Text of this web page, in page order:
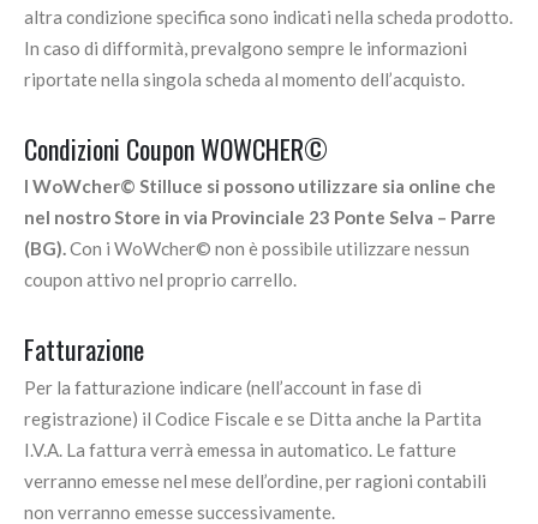
altra condizione specifica sono indicati nella scheda prodotto.
In caso di difformità, prevalgono sempre le informazioni
riportate nella singola scheda al momento dell’acquisto.
Condizioni Coupon WOWCHER©
I WoWcher© Stilluce si possono utilizzare sia online che
nel nostro Store in via Provinciale 23 Ponte Selva – Parre
(BG).Con i WoWcher© non è possibile utilizzare nessun
coupon attivo nel proprio carrello.
Fatturazione
Per la fatturazione indicare (nell’account in fase di
registrazione) il Codice Fiscale e se Ditta anche la Partita
I.V.A. La fattura verrà emessa in automatico. Le fatture
verranno emesse nel mese dell’ordine, per ragioni contabili
non verranno emesse successivamente.